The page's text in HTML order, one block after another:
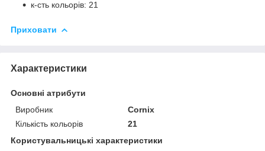
к-сть кольорів: 21
Приховати
Характеристики
Основні атрибути
Виробник
Cornix
Кількість кольорів
21
Користувальницькі характеристики